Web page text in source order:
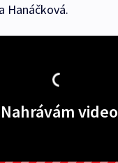
Hanáčková.
Nahrávám video